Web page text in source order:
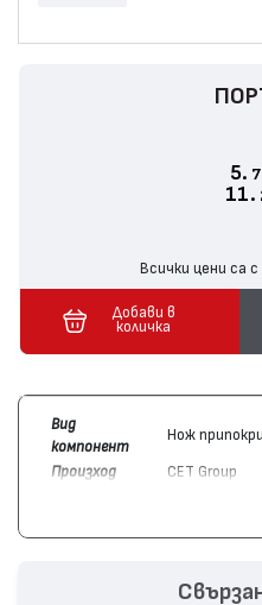
5.
11.
Всички цени са
Добави в
количка
Вид
компонент
Нож
Произход
CET Group
WorkCentre